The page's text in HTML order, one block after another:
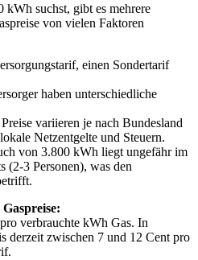
suchst, gibt es mehrere
von vielen Faktoren
einen Sondertarif
haben unterschiedliche
variieren je nach Bundesland
Netzentgelte und Steuern.
von 3.800 kWh liegt ungefähr im
(2-3 Personen), was den
verbrauchte kWh Gas. In
derzeit zwischen 7 und 12 Cent pro